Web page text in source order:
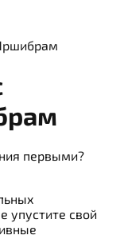
первыми?
упустите свой